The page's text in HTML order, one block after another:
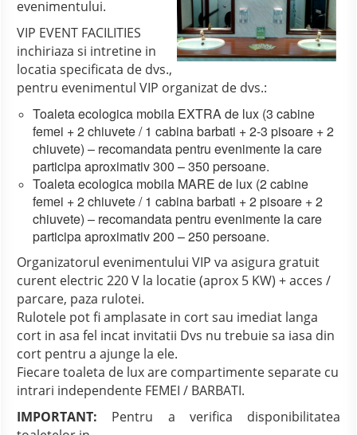
evenimentului.
VIP EVENT FACILITIES
inchiriaza si intretine in
locatia specificata de dvs.,
pentru evenimentul VIP organizat de dvs.:
Toaleta ecologica mobila EXTRA de lux (3 cabine
femei + 2 chiuvete / 1 cabina barbati + 2-3 pisoare + 2
chiuvete) – recomandata pentru evenimente la care
participa aproximativ 300 – 350 persoane.
Toaleta ecologica mobila MARE de lux (2 cabine
femei + 2 chiuvete / 1 cabina barbati + 2 pisoare + 2
chiuvete) – recomandata pentru evenimente la care
participa aproximativ 200 – 250 persoane.
Organizatorul evenimentului VIP va asigura gratuit
curent electric 220 V la locatie (aprox 5 KW) + acces /
parcare, paza rulotei.
Rulotele pot fi amplasate in cort sau imediat langa
cort in asa fel incat invitatii Dvs nu trebuie sa iasa din
cort pentru a ajunge la ele.
Fiecare toaleta de lux are compartimente separate cu
intrari independente FEMEI / BARBATI.
IMPORTANT: Pentru a verifica disponibilitatea